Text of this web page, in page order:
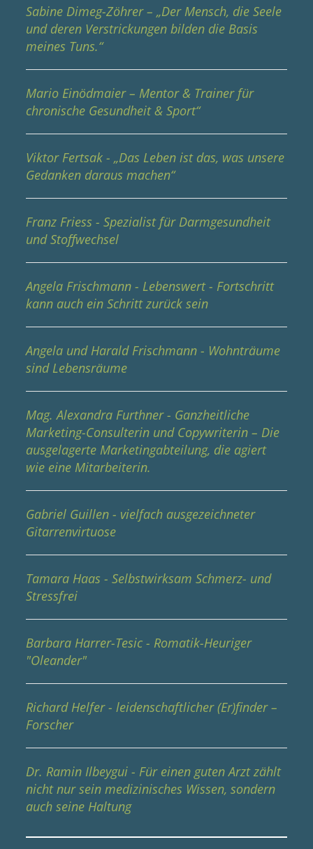
Sabine Dimeg-Zöhrer – „Der Mensch, die Seele
und deren Verstrickungen bilden die Basis
meines Tuns.“
Mario Einödmaier – Mentor & Trainer für
chronische Gesundheit & Sport“
Viktor Fertsak - „Das Leben ist das, was unsere
Gedanken daraus machen“
Franz Friess - Spezialist für Darmgesundheit
und Stoffwechsel
Angela Frischmann - Lebenswert - Fortschritt
kann auch ein Schritt zurück sein
Angela und Harald Frischmann - Wohnträume
sind Lebensräume
Mag. Alexandra Furthner - Ganzheitliche
Marketing-Consulterin und Copywriterin – Die
ausgelagerte Marketingabteilung, die agiert
wie eine Mitarbeiterin.
Gabriel Guillen - vielfach ausgezeichneter
Gitarrenvirtuose
Tamara Haas - Selbstwirksam Schmerz- und
Stressfrei
Barbara Harrer-Tesic - Romatik-Heuriger
"Oleander"
Richard Helfer - leidenschaftlicher (Er)finder –
Forscher
Dr. Ramin Ilbeygui - Für einen guten Arzt zählt
nicht nur sein medizinisches Wissen, sondern
auch seine Haltung